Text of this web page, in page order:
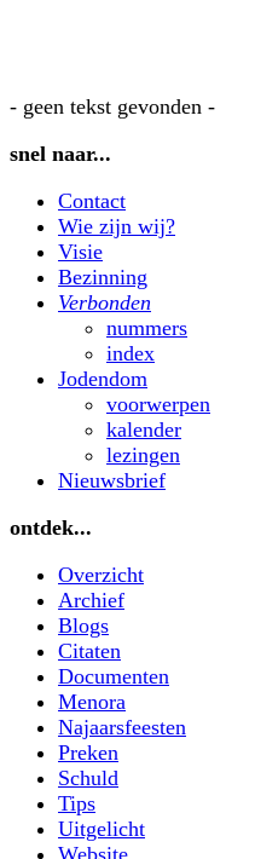
- geen tekst gevonden -
snel naar...
Contact
Wie zijn wij?
Visie
Bezinning
Verbonden
nummers
index
Jodendom
voorwerpen
kalender
lezingen
Nieuwsbrief
ontdek...
Overzicht
Archief
Blogs
Citaten
Documenten
Menora
Najaarsfeesten
Preken
Schuld
Tips
Uitgelicht
Website